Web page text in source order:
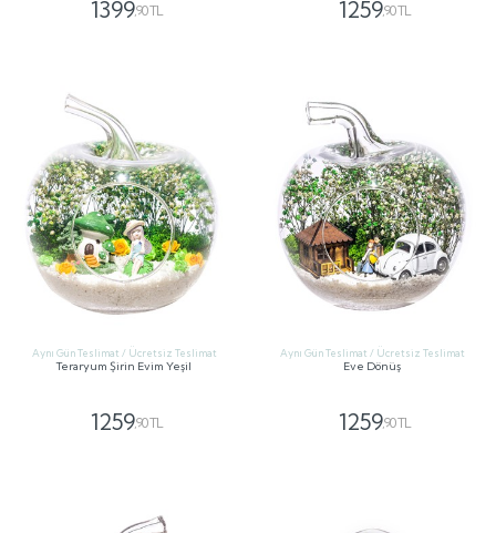
1399,90 TL 1259,90 TL
Aynı Gün Teslimat / Ücretsiz Teslimat
Teraryum Şirin Evim Yeşil
1259,90 TL
Aynı Gün Teslimat / Ücretsiz Teslimat
Eve Dönüş
1259,90 TL